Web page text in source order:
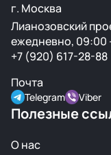
г. Москва
Лианозовский
ежедневно, 09:00
+7 (920) 617-28-88
Почта
Telegram Viber
Полезные
О нас